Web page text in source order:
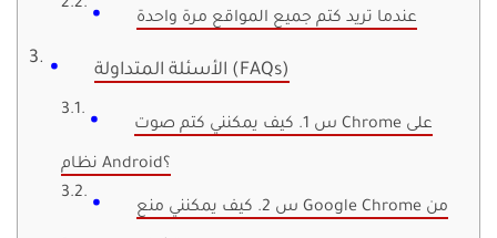
عندما تريد كتم جميع المواقع مرة واحدة
الأسئلة المتداولة (FAQs)
س 1. كيف يمكنني كتم صوت Chrome على
نظام Android؟
س 2. كيف يمكنني منع Google Chrome من